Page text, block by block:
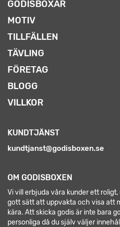
GODISBOXAR
MOTIV
TILLFÄLLEN
TÄVLING
FÖRETAG
BLOGG
VILLKOR
KUNDTJÄNST
kundtjanst@godisboxen.se
OM GODISBOXEN
Vi vill erbjuda våra kunder ett
gott sätt att uppvakta och visa att
kära. Att skicka godis är inte bara
personliga då du själv väljer